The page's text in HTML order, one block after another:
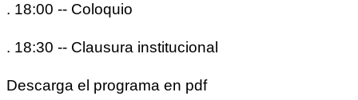
. 18:00 -- Coloquio
. 18:30 -- Clausura institucional
Descarga el programa en pdf